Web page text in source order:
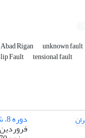
Rigan unknown fault
Fault tensional fault
دوره 8، شماره 1
فروردین